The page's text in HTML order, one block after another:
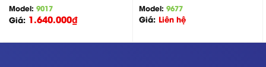
Model: 9017
Giá: 1.640.000₫
Model: 9677
Giá: Liên hệ